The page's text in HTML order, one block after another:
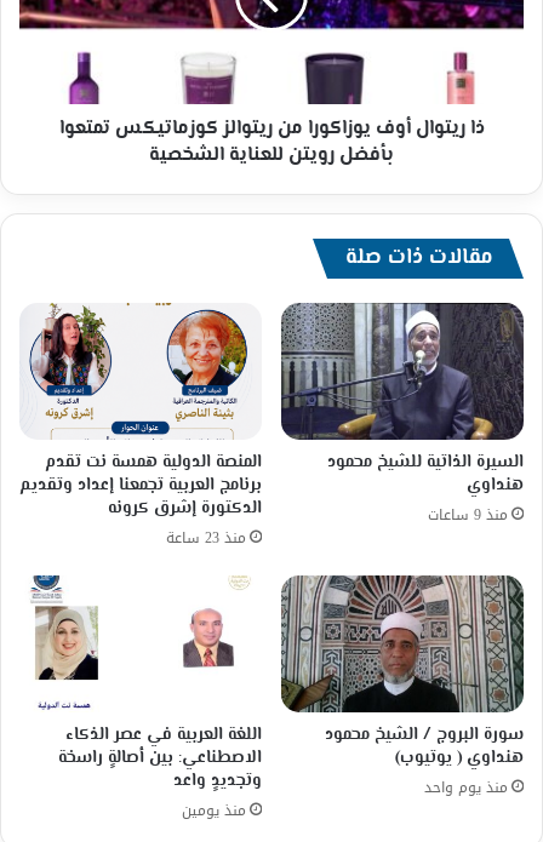
ريتوالز
كوزماتيكس
ذا ريتوال أوف يوزاكورا من ريتوالز كوزماتيكس تمتعوا
بأفضل رويتن للعناية الشخصية
مقالات ذات صلة
السيرة الذاتية للشيخ محمود
هنداوي
منذ 9 ساعات
المنصة الدولية همسة نت تقدم
برنامج العربية تجمعنا إعداد وتقديم
الدكتورة إشرق كرونه
منذ 23 ساعة
سورة البروج / الشيخ محمود
هنداوي ( يوتيوب)
منذ يوم واحد
اللغة العربية في عصر الذكاء
الاصطناعي: بين أصالةٍ راسخة
وتجديدٍ واعد
منذ يومين